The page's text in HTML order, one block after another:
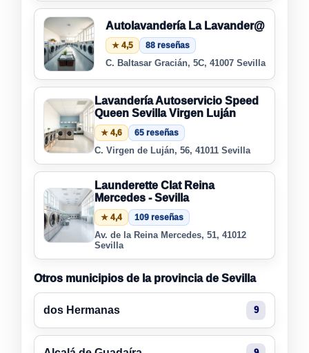
Autolavandería La Lavander@
★ 4,5
88 reseñas
C. Baltasar Gracián, 5C, 41007 Sevilla
Lavandería Autoservicio Speed
Queen Sevilla Virgen Luján
★ 4,6
65 reseñas
C. Virgen de Luján, 56, 41011 Sevilla
Launderette Clat Reina
Mercedes - Sevilla
★ 4,4
109 reseñas
Av. de la Reina Mercedes, 51, 41012
Sevilla
Otros municipios de la provincia de Sevilla
dos Hermanas 9